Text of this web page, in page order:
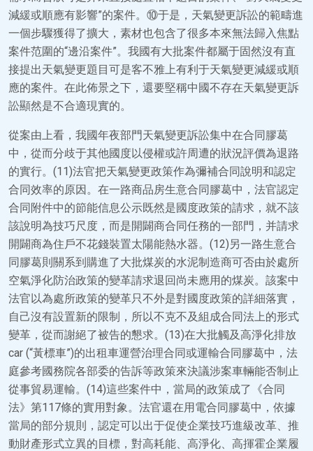
減緩或順應有影響”的案件。⑩于是，天氣變更訴訟的範疇進
一個步驟獲得了擴大，素材也包含了很多本來無法歸入焦點
案件范圍的“邊沿案件”。我國有大批案件都屬于固然沒有直
接提出天氣變更題目可是客不雅上有利于天氣變更減緩或順
應的案件。在此佈景之下，還要堅稱中國不存在天氣變更訴
訟顯然是不合適現實的。
從案由上看，我國年夜部門天氣變更訴訟集中在合同膠葛
中，從而分歧于其他國度以侵權或許周遭的狀況評價為退路
的實行。(11)法官把天氣變更政策作為彌補合同說明和認定
合同效率的原因。在一路商品房生意合同膠葛中，法官認定
合同附件中的節能信息公示既然是國度政策的請求，就不該
該說明為技巧尺度，而是開闢商合同任務的一部門，并請求
開闢商為住戶不花錢裝置太陽能熱水器。(12)另一路生意合
同膠葛則關系到購進了大批煤炭的水泥制造商可否由於處所
空氣淨化防治政策的變革請求退回尚未應用的煤炭。該案中
法官以為處所政策的變革只不外是對國度政策的詳細落實，
自己沒有設置新的限制，所以不克不及組成合同法上的形式
變革，從而謝絕了被告的懇求。(13)在大批觸及高淨化排放
car (“黃標車”)的出租車運營治理合同或運輸合同膠葛中，法
庭參考國務院各部委的告訴等政策來決議涉案車輛能否制止
從事貿易運輸。(14)這些案件中，當局的政策成了《合同
法》第117條的實用對象。法官還在用電合同膠葛中，依據
當局的部分規則，認定可以出于促使企業技巧進級改革、推
動財產形式立異的目標，對高耗能、高淨化、高揮霍企業履